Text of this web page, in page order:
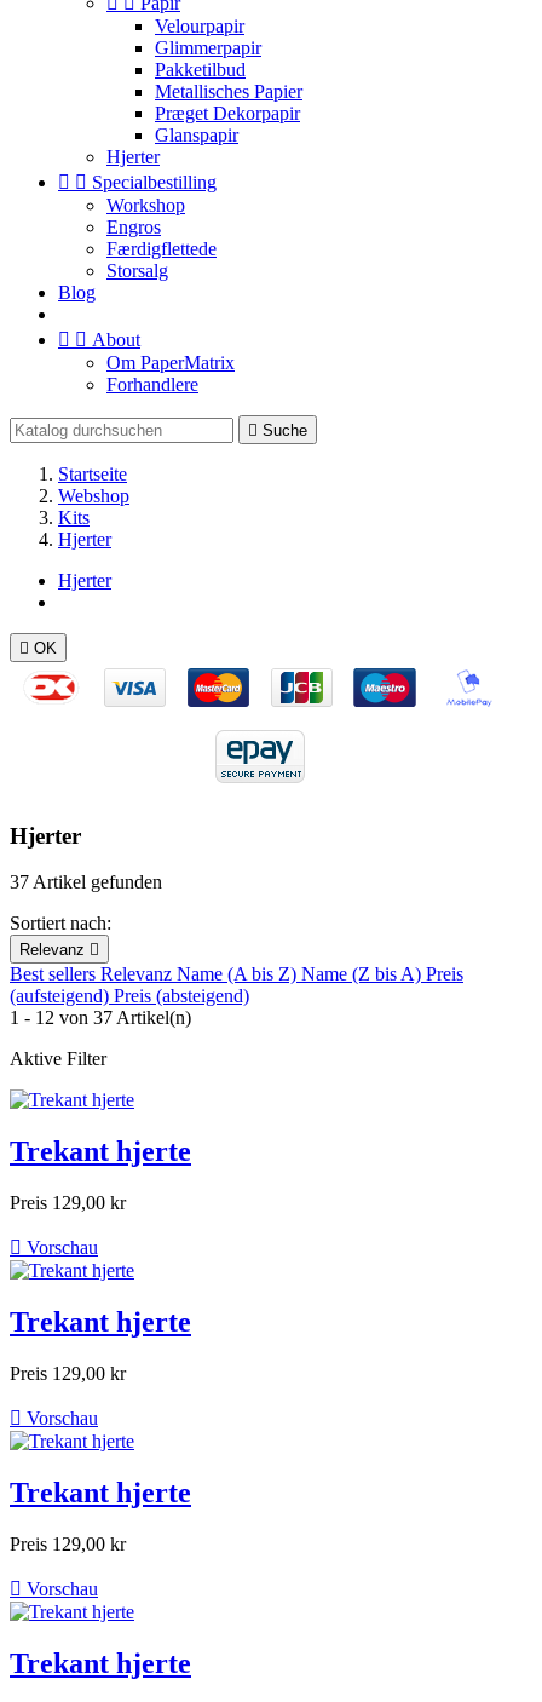
Velourpapir
Glimmerpapir
Pakketilbud
Metallisches Papier
Præget Dekorpapir
Glanspapir
Hjerter
  Specialbestilling
Workshop
Engros
Færdigflettede
Storsalg
Blog
  About
Om PaperMatrix
Forhandlere
 Suche
Startseite
Webshop
Kits
Hjerter
Hjerter
 OK
Hjerter
37 Artikel gefunden
Sortiert nach:
Relevanz 
Best sellers Relevanz Name (A bis Z) Name (Z bis A) Preis
(aufsteigend) Preis (absteigend)
1 - 12 von 37 Artikel(n)
Aktive Filter
Trekant hjerte
Preis 129,00 kr
 Vorschau
Trekant hjerte
Preis 129,00 kr
 Vorschau
Trekant hjerte
Preis 129,00 kr
 Vorschau
Trekant hjerte